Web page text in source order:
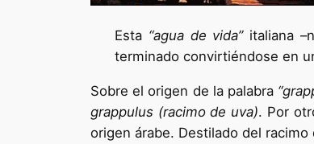
Esta “agua de vida”italiana
terminado convirtiéndose en
Sobre el origen de la palabra
grappulus (racimo de uva). Por
origen árabe. Destilado del